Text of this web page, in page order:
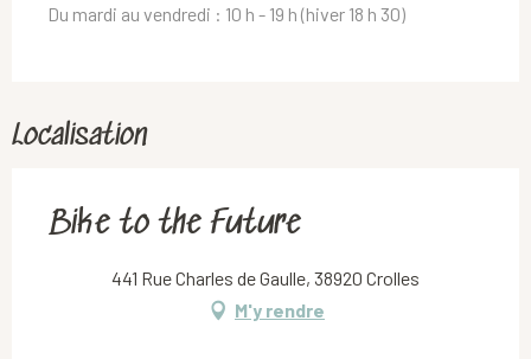
Du mardi au vendredi : 10 h - 19 h (hiver 18 h 30)
Localisation
Bike to the Future
441 Rue Charles de Gaulle, 38920 Crolles
M'y rendre